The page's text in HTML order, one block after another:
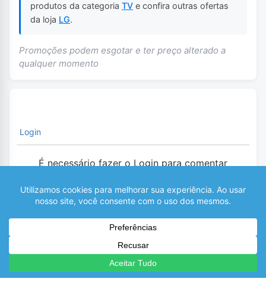
produtos da categoria TV e confira outras ofertas
da loja LG.
Promoções podem esgotar e ter preço alterado a
qualquer momento
Login
É necessário fazer o Login para comentar
0 COMENTÁRIOS